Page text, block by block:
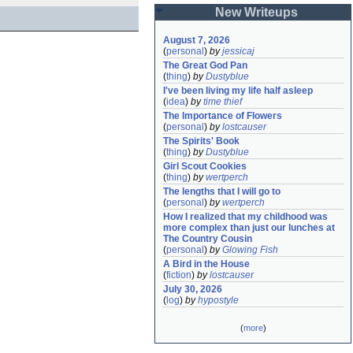
New Writeups
August 7, 2026
(personal ) byjessicaj
The Great God Pan
(thing) byDustyblue
I've been living my life half asleep
(idea) bytime thief
The Importance of Flowers
(personal ) bylostcauser
The Spirits' Book
(thing) byDustyblue
Girl Scout Cookies
(thing) bywertperch
The lengths that I will go to
(personal ) bywertperch
How I realized that my childhood was
more complex than just our lunches at
The Country Cousin
(personal ) byGlowing Fish
A Bird in the House
(fiction) bylostcauser
July 30, 2026
( log) byhypostyle
(more)